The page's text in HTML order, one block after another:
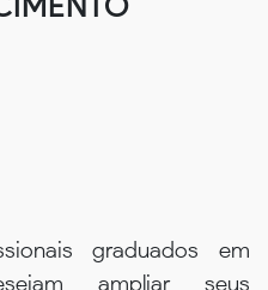
graduados em
ampliar seus